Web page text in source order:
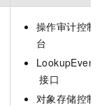
操作审计控制
台
LookupEvents
接口
对象存储控制